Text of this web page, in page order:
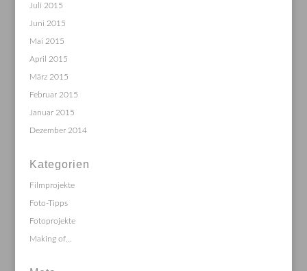
Juli 2015
Juni 2015
Mai 2015
April 2015
März 2015
Februar 2015
Januar 2015
Dezember 2014
Kategorien
Filmprojekte
Foto-Tipps
Fotoprojekte
Making of…